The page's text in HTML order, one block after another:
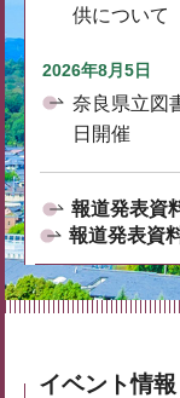
供について
2026年8月5日
奈良県立図
日開催
報道発表資
報道発表資
イベント情報